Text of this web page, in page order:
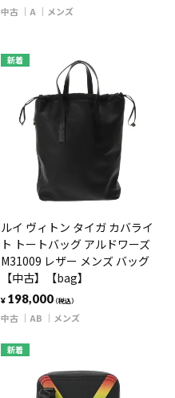
中古 A メンズ
新着
ルイ ヴィトン タイガ カバライ
ト トートバッグ アルドワーズ
M31009 レザー メンズ バッグ
【中古】【bag】
¥ 198,000（税込）
中古 AB メンズ
新着